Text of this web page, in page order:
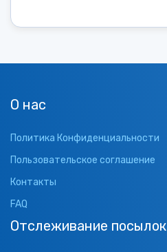
О нас
Политика Конфиденциальности
Пользовательское соглашение
Контакты
FAQ
Отслеживание посылок